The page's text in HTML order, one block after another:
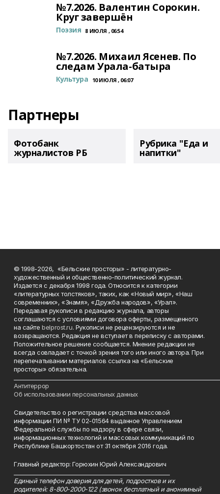
№7.2026. Валентин Сорокин.
Круг завершён
Поэзия 8 ИЮЛЯ , 06:54
№7.2026. Михаил Ясенев. По
следам Урала-батыра
Культура 10 ИЮЛЯ , 06:07
Партнеры
Фотобанк
журналистов РБ
Рубрика "Еда и
напитки"
© 1998-2026, «Бельские просторы» - литературно-
художественный и общественно-политический журнал.
Издается с декабря 1998 года. Относится к категории
«литературных толстяков», таких, как «Новый мир», «Наш
современник», «Знамя», «Дружба народов», «Урал».
Передавая рукописи в редакцию журнала, авторы
соглашаются с условиями договора оферты, размещенного
на сайтеbelprost.ru. Рукописи не рецензируются и не
возвращаются. Редакция не вступает в переписку с авторами.
Положительное решение сообщается. Мнение редакции не
всегда совпадает с точкой зрения того или иного автора. При
перепечатывании материалов ссылка на «Бельские
просторы» обязательна.
Антитеррор
Об использовании персональных данных
Свидетельство о регистрации средства массовой
информации ПИ № ТУ 02-01564 выданное Управлением
Федеральной службы по надзору в сфере связи,
информационных технологий и массовых коммуникаций по
Республике Башкортостан от 31 октября 2016 года.
Главный редактор: Горюхин Юрий Александрович
Единый телефон доверия для детей, подростков и их
родителей: 8-800-2000-122 (звонок бесплатный и анонимный